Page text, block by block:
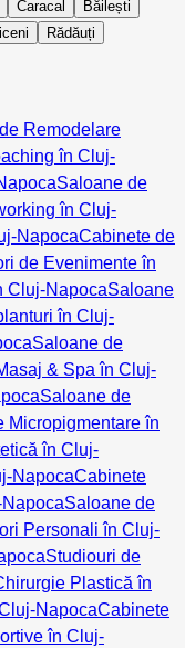
Caracal
Băilești
Rădăuți
Remodelare
în Cluj-
Saloane de
în Cluj-
NapocaCabinete de
de Evenimente în
Cluj-NapocaSaloane
în Cluj-
Saloane de
& Spa în Cluj-
Saloane de
Micropigmentare în
în Cluj-
NapocaCabinete
Saloane de
Personali în Cluj-
Studiouri de
Plastică în
NapocaCabinete
în Cluj-